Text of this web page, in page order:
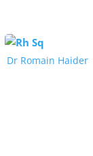
Dr Romain Haider